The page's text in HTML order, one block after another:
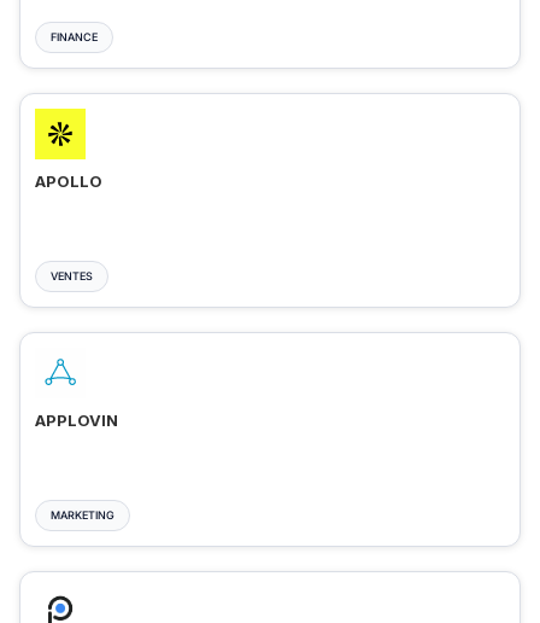
FINANCE
APOLLO
VENTES
APPLOVIN
MARKETING